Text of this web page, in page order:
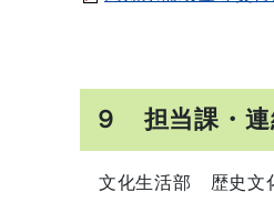
９ 担当課・連
文化生活部 歴史文